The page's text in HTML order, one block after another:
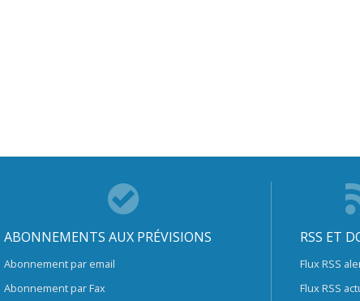
ABONNEMENTS AUX PRÉVISIONS
Abonnement par email
Abonnement par Fax
RSS ET
Flux RSS
Flux RSS